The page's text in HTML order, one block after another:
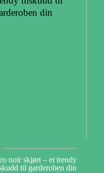
noir skjørt – et trendy
til garderoben din